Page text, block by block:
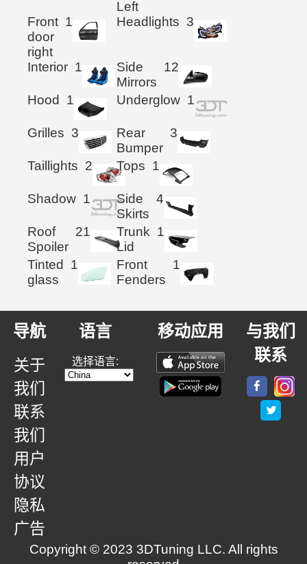
Left
Front
door
right
1 Headlights 3
Interior 1
Side
Mirrors
12
Hood 1 Underglow 1
Grilles 3
Rear
Bumper
3
Taillights 2 Tops 1
Shadow 1
Side
Skirts
4
Roof
Spoiler
21
Trunk
Lid
1
Tinted
glass
1
Front
Fenders
1
导航
关于
我们
联系
我们
用户
协议
隐私
广告
语言
选择语言:
移动应用
与我们
联系
Copyright © 2023 3DTuning LLC. All rights